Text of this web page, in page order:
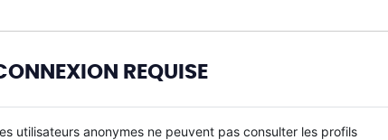
REQUISE
utilisateurs anonymes ne peuvent pas consulter les profils